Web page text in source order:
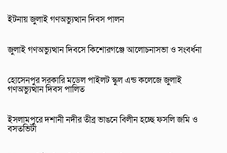
ইটনায় জুলাই গণঅভ্যুত্থান দিবস পালন
জুলাই গণঅভ্যুত্থান দিবসে কিশোরগঞ্জে আলোচনাসভা ও সংবর্ধনা
হোসেনপুর সরকারি মডেল পাইলট স্কুল এন্ড কলেজে জুলাই
গণঅভ্যুত্থান দিবস পালিত
ইসলামপুরে দশানী নদীর তীব্র ভাঙনে বিলীন হচ্ছে ফসলি জমি ও
বসতভিটা